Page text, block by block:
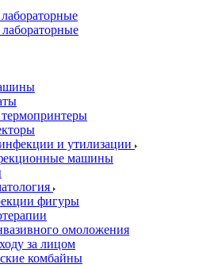
и утилизации
машины
фигуры
омоложения
за лицом
комбайны